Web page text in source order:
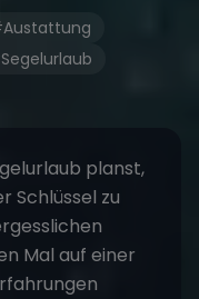
planst,
Schlüssel zu
Mal auf einer